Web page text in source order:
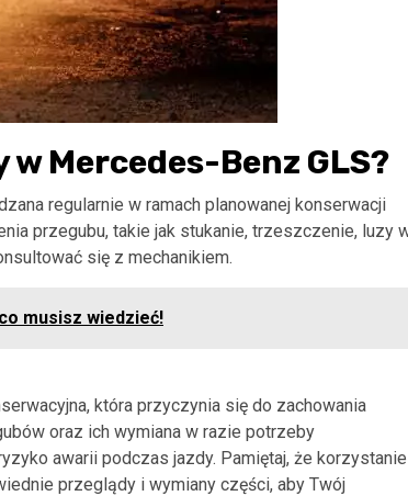
Mercedes-Benz GLS?
regularnie w ramach planowanej konserwacji
przegubu, takie jak stukanie, trzeszczenie, luzy
się z mechanikiem.
musisz wiedzieć!
która przyczynia się do zachowania
oraz ich wymiana w razie potrzeby
awarii podczas jazdy. Pamiętaj, że korzystanie
przeglądy i wymiany części, aby Twój